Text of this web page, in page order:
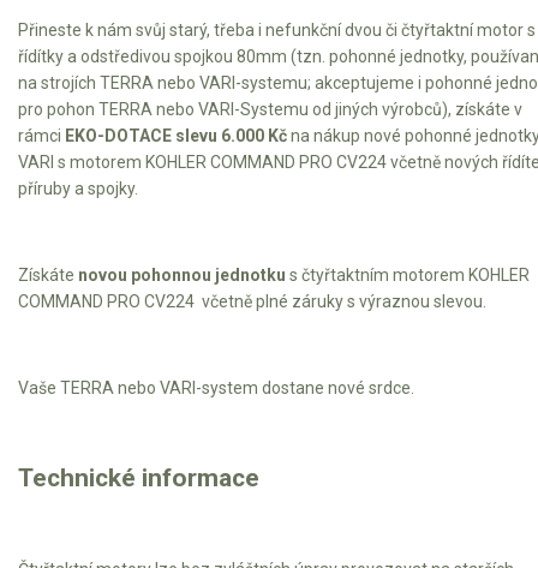
Přineste k nám svůj starý, třeba i nefunkční dvou či čtyřtaktní motor s
řídítky a odstředivou spojkou 80mm (tzn. pohonné jednotky,
na strojích TERRA nebo VARI-systemu; akceptujeme i pohonné
pro pohon TERRA nebo VARI-Systemu od jiných výrobců), získáte v
rámci EKO-DOTACE slevu 6.000 Kčna nákup nové pohonné
VARI s motorem KOHLER COMMAND PRO CV224 včetně nových
příruby a spojky.
Získáte novou pohonnou jednotku s čtyřtaktním motorem KOHLER
COMMAND PRO CV224 včetně plné záruky s výraznou slevou.
Vaše TERRA nebo VARI-system dostane nové srdce.
Technické informace